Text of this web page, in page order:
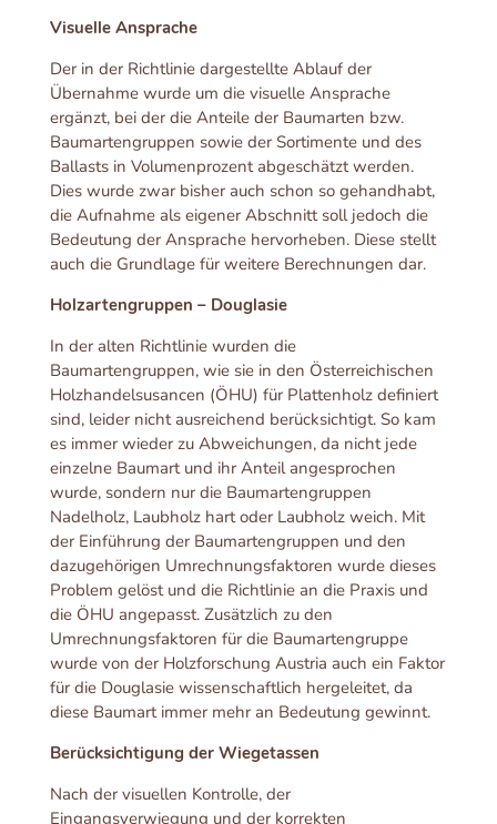
Visuelle Ansprache
Der in der Richtlinie dargestellte Ablauf der
Übernahme wurde um die visuelle Ansprache
ergänzt, bei der die Anteile der Baumarten bzw.
Baumartengruppen sowie der Sortimente und des
Ballasts in Volumenprozent abgeschätzt werden.
Dies wurde zwar bisher auch schon so gehandhabt,
die Aufnahme als eigener Abschnitt soll jedoch die
Bedeutung der Ansprache hervorheben. Diese stellt
auch die Grundlage für weitere Berechnungen dar.
Holzartengruppen – Douglasie
In der alten Richtlinie wurden die
Baumartengruppen, wie sie in den Österreichischen
Holzhandelsusancen (ÖHU) für Plattenholz definiert
sind, leider nicht ausreichend berücksichtigt. So kam
es immer wieder zu Abweichungen, da nicht jede
einzelne Baumart und ihr Anteil angesprochen
wurde, sondern nur die Baumartengruppen
Nadelholz, Laubholz hart oder Laubholz weich. Mit
der Einführung der Baumartengruppen und den
dazugehörigen Umrechnungsfaktoren wurde dieses
Problem gelöst und die Richtlinie an die Praxis und
die ÖHU angepasst. Zusätzlich zu den
Umrechnungsfaktoren für die Baumartengruppe
wurde von der Holzforschung Austria auch ein Faktor
für die Douglasie wissenschaftlich hergeleitet, da
diese Baumart immer mehr an Bedeutung gewinnt.
Berücksichtigung der Wiegetassen
Nach der visuellen Kontrolle, der
Eingangsverwiegung und der korrekten